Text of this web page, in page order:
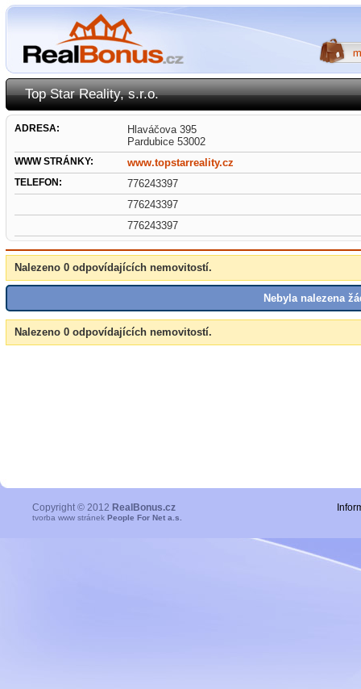
Top Star Reality, s.r.o.
ADRESA:
Hlaváčova 395
Pardubice 53002
WWW STRÁNKY: www.topstarreality.cz
TELEFON:
776243397
776243397
776243397
Nalezeno 0 odpovídajících nemovitostí.
Nebyla nalezena
Nalezeno 0 odpovídajících nemovitostí.
Copyright © 2012 RealBonus.cz
tvorba www stránek People For Net a.s.